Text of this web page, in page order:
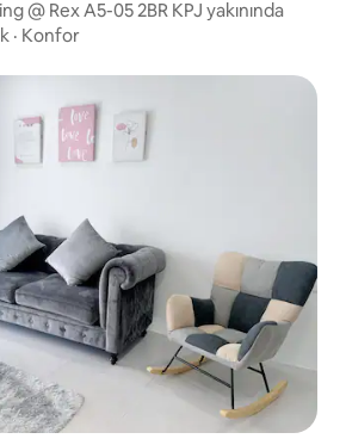
@ Rex A5-05 2BR KPJ yakınında
· Konfor